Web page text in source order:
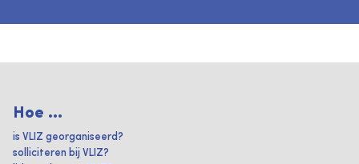
Hoe ...
is VLIZ georganiseerd?
solliciteren bij VLIZ?